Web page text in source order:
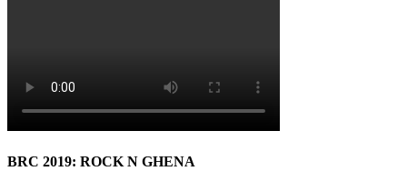
BRC 2019: ROCK N GHENA